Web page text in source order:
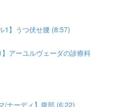
1】うつ伏せ腰 (8:57)
】アーユルヴェーダの診療科
/ナーディ】腹部 (6:22)